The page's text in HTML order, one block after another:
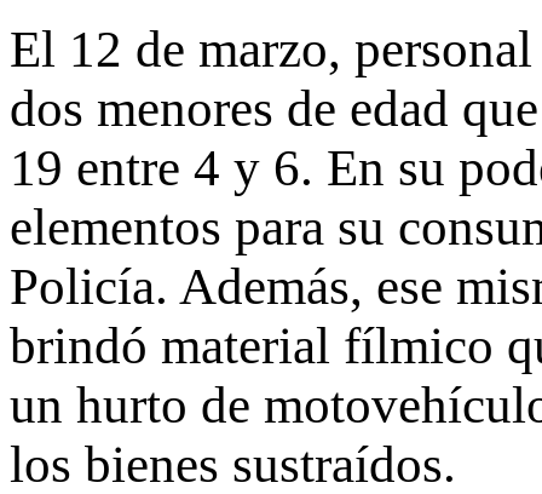
El 12 de marzo,
dos menores de edad
19 entre 4 y 6. En su
elementos para su
Policía. Además, ese
brindó material fílmico
un hurto de
los bienes sustraídos.